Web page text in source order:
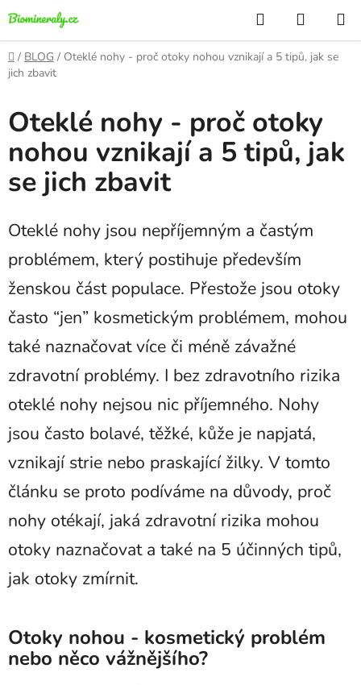
Přejít
na
obsah
Hledat
KOŠÍK
Domů
/ BLOG / Oteklé nohy - proč otoky nohou vznikají a 5 tipů, jak se
jich zbavit
Oteklé nohy - proč otoky
nohou vznikají a 5 tipů, jak
se jich zbavit
Oteklé nohy jsou nepříjemným a častým
problémem, který postihuje především
ženskou část populace. Přestože jsou otoky
často “jen” kosmetickým problémem, mohou
také naznačovat více či méně závažné
zdravotní problémy. I bez zdravotního rizika
oteklé nohy nejsou nic příjemného. Nohy
jsou často bolavé, těžké, kůže je napjatá,
vznikají strie nebo praskající žilky. V tomto
článku se proto podíváme na důvody, proč
nohy otékají, jaká zdravotní rizika mohou
otoky naznačovat a také na 5 účinných tipů,
jak otoky zmírnit.
Otoky nohou - kosmetický problém
nebo něco vážnějšího?